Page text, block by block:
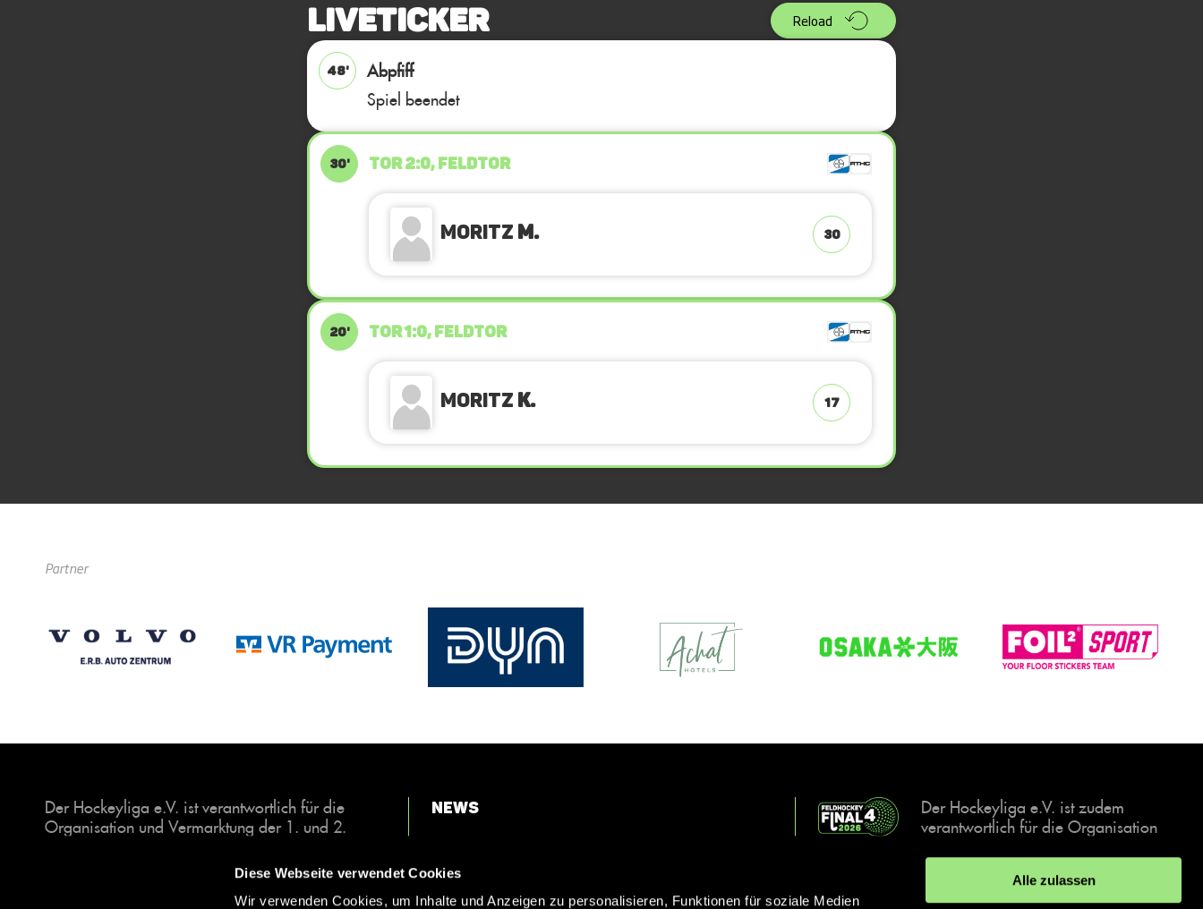
Diese Webseite verwendet Cookies
Wir verwenden Cookies, um Inhalte und Anzeigen zu personalisieren, Funktionen für soziale Medien
Alle zulassen
Liveticker Reload
48'
Abpfiff
Spiel beendet
30' TOR 2:0, FELDTOR
Moritz M. 30
20' TOR 1:0, FELDTOR
Moritz K. 17
Partner
Der Hockeyliga e.V. ist verantwortlich für die
Organisation und Vermarktung der 1. und 2.
Halle. Insgesamt sind über 60 Vereine unter dem
Dach der Hockeyliga organisiert, sowohl im
News
Kontakt
Der Hockeyliga e.V. ist zudem
verantwortlich für die Organisation
Events, der deutschen Hockey-
Meisterschaften.